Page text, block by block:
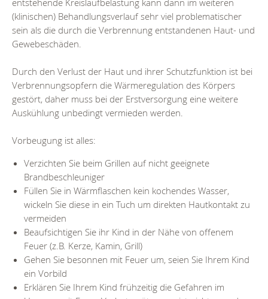
entstehende Kreislaufbelastung kann dann im weiteren
(klinischen) Behandlungsverlauf sehr viel problematischer
sein als die durch die Verbrennung entstandenen Haut- und
Gewebeschäden.
Durch den Verlust der Haut und ihrer Schutzfunktion ist bei
Verbrennungsopfern die Wärmeregulation des Körpers
gestört, daher muss bei der Erstversorgung eine weitere
Auskühlung unbedingt vermieden werden.
Vorbeugung ist alles:
Verzichten Sie beim Grillen auf nicht geeignete
Brandbeschleuniger
Füllen Sie in Wärmflaschen kein kochendes Wasser,
wickeln Sie diese in ein Tuch um direkten Hautkontakt zu
vermeiden
Beaufsichtigen Sie ihr Kind in der Nähe von offenem
Feuer (z.B. Kerze, Kamin, Grill)
Gehen Sie besonnen mit Feuer um, seien Sie Ihrem Kind
ein Vorbild
Erklären Sie Ihrem Kind frühzeitig die Gefahren im